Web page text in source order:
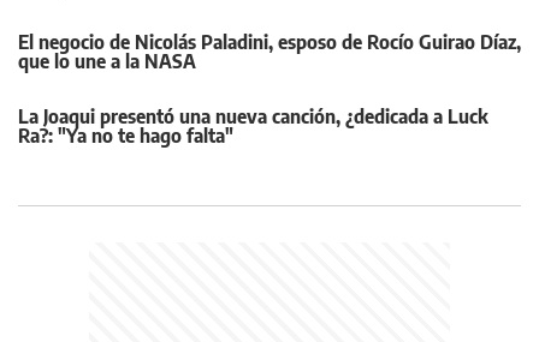
El negocio de Nicolás Paladini, esposo de Rocío Guirao Díaz,
que lo une a la NASA
La Joaqui presentó una nueva canción, ¿dedicada a Luck
Ra?: "Ya no te hago falta"